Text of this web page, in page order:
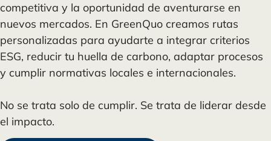
competitiva y la oportunidad de aventurarse en
nuevos mercados. En GreenQuo creamos rutas
personalizadas para ayudarte a integrar criterios
ESG, reducir tu huella de carbono, adaptar procesos
y cumplir normativas locales e internacionales.
No se trata solo de cumplir. Se trata de liderar desde
el impacto.